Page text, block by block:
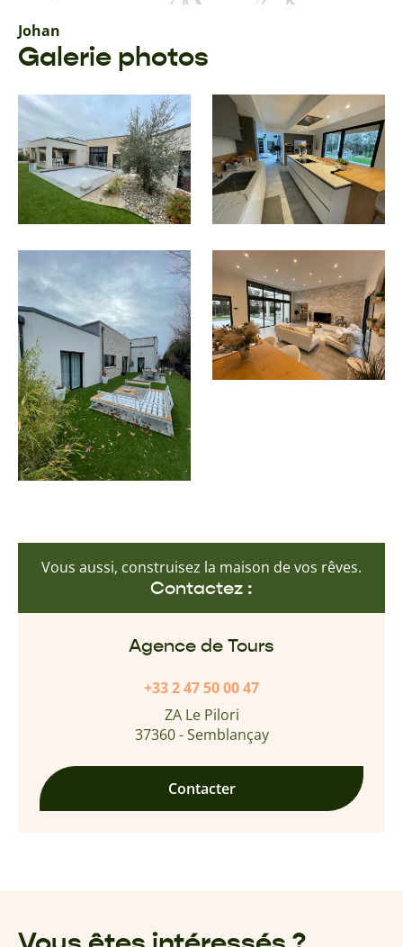
Johan
Galerie photos
Vous aussi, construisez la maison de vos rêves.
Contactez :
Agence de Tours
+33 2 47 50 00 47
ZA Le Pilori
37360 - Semblançay
Contacter